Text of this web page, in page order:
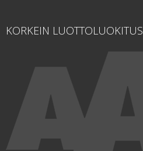
KORKEIN LUOTTOLUOKITUS